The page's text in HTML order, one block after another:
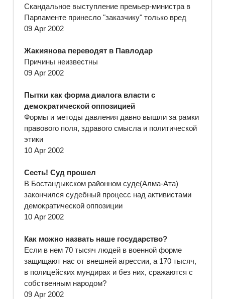
Скандальное выступление премьер-министра в
Парламенте принесло "заказчику" только вред
09 Apr 2002
Жакиянова переводят в Павлодар
Причины неизвестны
09 Apr 2002
Пытки как форма диалога власти с
демократической оппозицией
Формы и методы давления давно вышли за рамки
правового поля, здравого смысла и политической
этики
10 Apr 2002
Сесть! Суд прошел
В Бостандыкском районном суде(Алма-Ата)
закончился судебный процесс над активистами
демократической оппозиции
10 Apr 2002
Как можно назвать наше государство?
Если в нем 70 тысяч людей в военной форме
защищают нас от внешней агрессии, а 170 тысяч,
в полицейских мундирах и без них, сражаются с
собственным народом?
09 Apr 2002